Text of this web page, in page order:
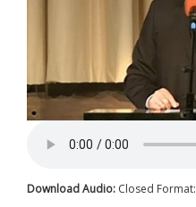
Download Audio: Closed Format: